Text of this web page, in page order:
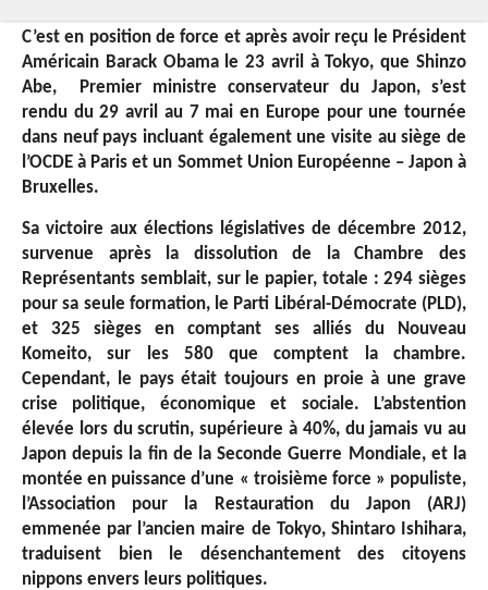
C’est en position de force et après avoir reçu le Président
Américain Barack Obama le 23 avril à Tokyo, que Shinzo
Abe, Premier ministre conservateur du Japon, s’est
rendu du 29 avril au 7 mai en Europe pour une tournée
dans neuf pays incluant également une visite au siège de
l’OCDE à Paris et un Sommet Union Européenne – Japon à
Bruxelles.
Sa victoire aux élections législatives de décembre 2012,
survenue après la dissolution de la Chambre des
Représentants semblait, sur le papier, totale : 294 sièges
pour sa seule formation, le Parti Libéral-Démocrate (PLD),
et 325 sièges en comptant ses alliés du Nouveau
Komeito, sur les 580 que comptent la chambre.
Cependant, le pays était toujours en proie à une grave
crise politique, économique et sociale. L’abstention
élevée lors du scrutin, supérieure à 40%, du jamais vu au
Japon depuis la fin de la Seconde Guerre Mondiale, et la
montée en puissance d’une « troisième force » populiste,
l’Association pour la Restauration du Japon (ARJ)
emmenée par l’ancien maire de Tokyo, Shintaro Ishihara,
traduisent bien le désenchantement des citoyens
nippons envers leurs politiques.